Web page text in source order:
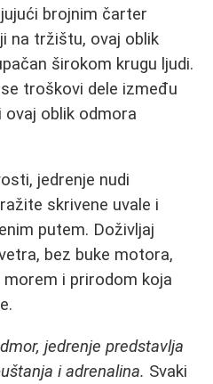
brojnim čarter
na tržištu, ovaj oblik
širokom krugu ljudi.
troškovi dele između
oblik odmora
jedrenje nudi
skrivene uvale i
putem. Doživljaj
bez buke motora,
i prirodom koja
jedrenje predstavlja
i adrenalina. Svaki